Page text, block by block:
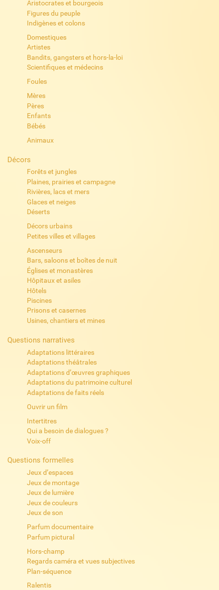
Aristocrates et bourgeois
Figures du peuple
Indigènes et colons
Domestiques
Artistes
Bandits, gangsters et hors-la-loi
Scientifiques et médecins
Foules
Mères
Pères
Enfants
Bébés
Animaux
Décors
Forêts et jungles
Plaines, prairies et campagne
Rivières, lacs et mers
Glaces et neiges
Déserts
Décors urbains
Petites villes et villages
Ascenseurs
Bars, saloons et boîtes de nuit
Églises et monastères
Hôpitaux et asiles
Hôtels
Piscines
Prisons et casernes
Usines, chantiers et mines
Questions narratives
Adaptations littéraires
Adaptations théâtrales
Adaptations d’œuvres graphiques
Adaptations du patrimoine culturel
Adaptations de faits réels
Ouvrir un film
Intertitres
Qui a besoin de dialogues ?
Voix-off
Questions formelles
Jeux d’espaces
Jeux de montage
Jeux de lumière
Jeux de couleurs
Jeux de son
Parfum documentaire
Parfum pictural
Hors-champ
Regards caméra et vues subjectives
Plan-séquence
Ralentis